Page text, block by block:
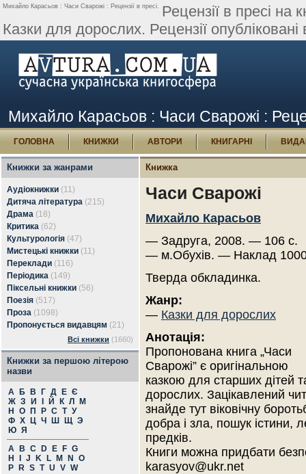
Михайло Карасьов : Часи Сварожі : Рецензії в пресі. Рецензії в пресі
Казки для дорослих. Рецензії опубліковані
Михайло Карасьов : Часи Сварожі :
ГОЛОВНА КНИЖКИ АВТОРИ КНИГАРНІ
Книжки за жанрами
Аудіокнижки (11)
Дитяча література (215)
Драма (18)
Критика (62)
Культурологія (47)
Мистецькі книжки (11)
Переклади (116)
Періодика (149)
Піксельні книжки (56)
Поезія (517)
Проза (1098)
Пропонується видавцям (21)
Всі книжки (1660)
Книжки за першою літерою
назви
А Б В Г Д Е Є
Ж З И Й К Л
М
Н
О П Р С Т У
Ф Х Ц Ч Ш Щ Э
Ю Я
A
B C D E F G
H
J K L M N
O
P
R S T U V W
Книжка
Часи Сварожі
Михайло Карасьов
— Задруга, 2008. — 106 с.
— м.Обухів. — Наклад
Тверда обкладинка.
Жанр:
— Казки для дорослих
Анотація:
Пропонована книга „Часи
Сварожі” є оригінальною
казкою для старших дітей
дорослих. Зацікавлений
знайде тут віковічну
добра і зла, пошук істини,
предків.
Книги можна придбати
karasyov@ukr.net